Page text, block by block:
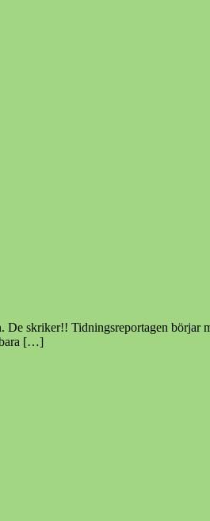
De skriker!! Tidningsreportagen
bara […]